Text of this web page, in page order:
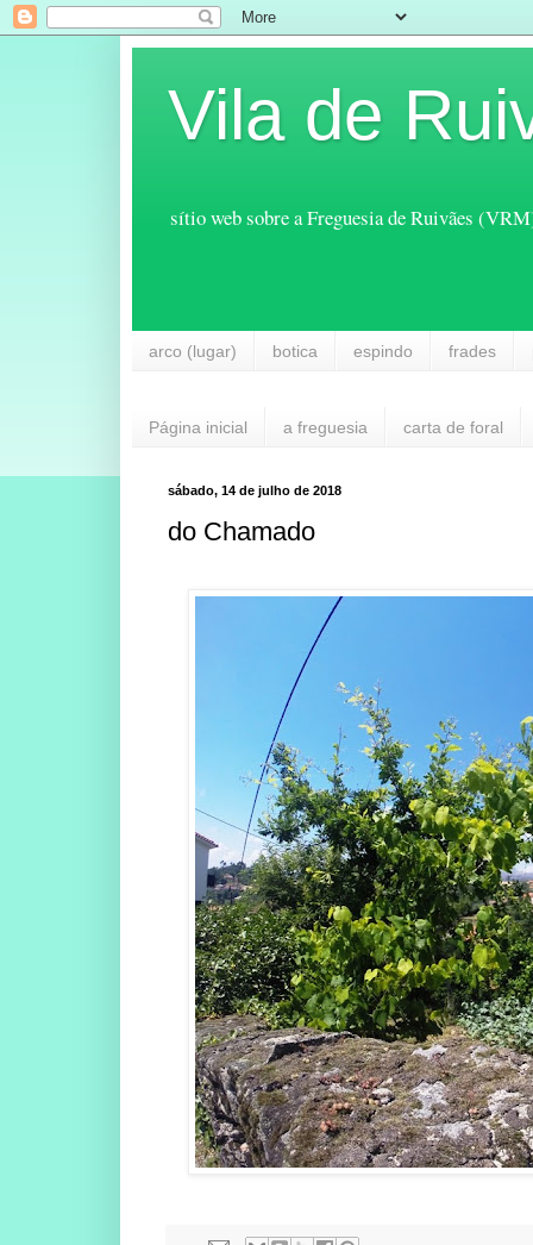
Vila de
sítio web sobre a Freguesia de Ruivães
arco (lugar) botica espindo frades
Página inicial a freguesia carta de foral
sábado, 14 de julho de 2018
do Chamado